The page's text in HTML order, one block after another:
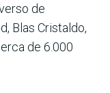
de
Blas Cristaldo,
de 6.000